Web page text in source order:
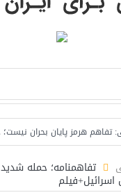
هرمز پایان بحران نیست؛
تفاهمنامه؛ حمله